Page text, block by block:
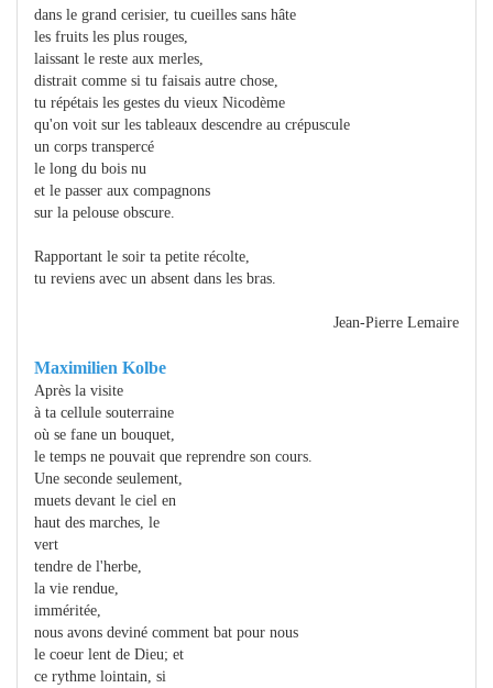
dans le grand cerisier, tu cueilles sans hâte
les fruits les plus rouges,
laissant le reste aux merles,
distrait comme si tu faisais autre chose,
tu répétais les gestes du vieux Nicodème
qu'on voit sur les tableaux descendre au crépuscule
un corps transpercé
le long du bois nu
et le passer aux compagnons
sur la pelouse obscure.
Rapportant le soir ta petite récolte,
tu reviens avec un absent dans les bras.
Jean-Pierre Lemaire
Maximilien Kolbe
Après la visite
à ta cellule souterraine
où se fane un bouquet,
le temps ne pouvait que reprendre son cours.
Une seconde seulement,
muets devant le ciel en
haut des marches, le
vert
tendre de l'herbe,
la vie rendue,
imméritée,
nous avons deviné comment bat pour nous
le coeur lent de Dieu; et
ce rythme lointain, si